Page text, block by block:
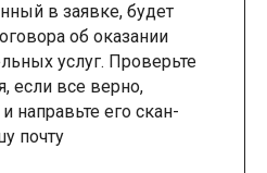
в заявке, будет
об оказании
услуг. Проверьте
если все верно,
направьте его скан-
почту